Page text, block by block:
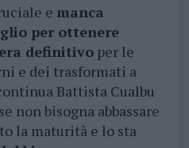
e manca
per ottenere
definitivoper le
e dei trasformati a
Battista Cualbu
non bisogna abbassare
la maturità e lo sta